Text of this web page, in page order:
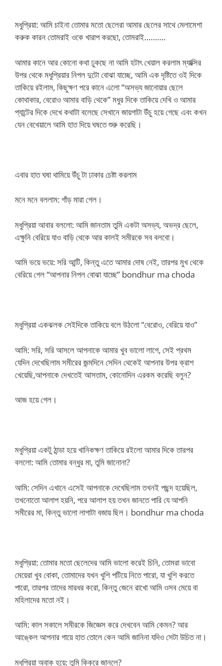
মধুপ্রিয়া: আমি চাইনা তোমার মতো ছেলেরা আমার ছেলের সাথে মেলামেশা
করুক কারন তোমরাই ওকে খারাপ করছো, তোমরাই……….
আমার কানে আর কোনো কথা ঢুকছে না আমি হটাৎ খেয়াল করলাম ম্যাক্সির
উপর থেকে মধুপ্রিয়ার নিপল দুটো বোঝা যাচ্ছে, আমি এক দৃষ্টিতে ওই দিকে
তাকিয়ে র‌ইলাম, কিছুক্ষণ পরে কানে এলো “অসভ্য জানোয়ার ছেলে
কোথাকার, বেরো‌ও আমার বাড়ি থেকে” মধুর দিকে তাকিয়ে দেখি ও আমার
প্যান্টের দিকে দেখে কথাটা বলেছে সেখানে জায়গাটা উঁচু হয়ে গেছে এবং কখন
যেন বেখেয়ালে আমি হাত দিয়ে ঘষতে শুরু করেছি।
এবার হাত ঘষা থামিয়ে উঁচু টা ঢাকার চেষ্টা করলাম
মনে মনে বললাম: গাঁড় মারা গেল।
মধুপ্রিয়া আবার বললো: আমি জানতাম তুমি একটা অসভ্য, অভদ্র ছেলে,
এক্ষুনি বেরিয়ে যাও বাড়ি থেকে আর কাল‌ই সমীরকে সব বলবো।
আমি ভয়ে ভয়ে: সরি আন্টি, কিন্তু এতে আমার দোষ নেই, তারপর মুখ থেকে
বেরিয়ে গেল “আপনার নিপল বোঝা যাচ্ছে” bondhur ma choda
মধুপ্রিয়া একঝলক সেইদিকে তাকিয়ে বলে উঠলো “বেরোও, বেরিয়ে যাও”
আমি: সরি, সরি আসলে আপনাকে আমার খুব ভালো লাগে, সেই প্রথম
যেদিন দেখেছিলাম সমীরের জন্মদিনে সেদিন থেকেই আপনার উপর ক্রাশ
খেয়েছি,আপনাকে দেখতেই আসতাম, কোনোদিন এরকম করেছি বলুন?
আজ হয়ে গেল।
মধুপ্রিয়া একটু ঠান্ডা হয়ে খানিকক্ষণ তাকিয়ে র‌ইলো আমার দিকে তারপর
বললো: আমি তোমার বন্ধুর মা, তুমি জানোনা?
আমি: সেদিন এখানে এসেই আপনাকে দেখেছিলাম তখনই পছন্দ হয়েছিল,
তখনোতো আলাপ হয়নি, পরে আলাপ হয় তখন জানতে পারি যে আপনি
সমীরের মা, কিন্তু ভালো লাগাটা বজায় ছিল। bondhur ma choda
মধুপ্রিয়া: তোমার মতো ছেলেদের আমি ভালো করেই চিনি, তোমরা ভাবো
মেয়েরা খুব বোকা, তোমাদের যখন খুশি পটিয়ে নিতে পারো, যা খুশি করতে
পারো, তারপর তাদের মারধর করো, কিন্তু জেনে রাখো আমি ওসব মেয়ে বা
মহিলাদের মতো ন‌ই।
আমি: কাল সকালে সমীরকে জিজ্ঞেস করে দেখবেন আমি কেমন? আর
আঙ্কেল আপনার গায়ে হাত তোলে কেন আমি জানিনা যদিও সেটা উচিত না।
মধুপ্রিয়া অবাক হয়ে: তুমি কিকরে জানলে?